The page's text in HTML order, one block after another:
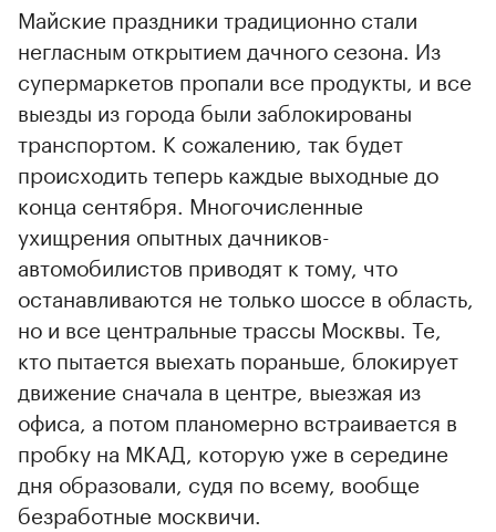
Майские праздники традиционно стали
негласным открытием дачного сезона. Из
супермаркетов пропали все продукты, и все
выезды из города были заблокированы
транспортом. К сожалению, так будет
происходить теперь каждые выходные до
конца сентября. Многочисленные
ухищрения опытных дачников-
автомобилистов приводят к тому, что
останавливаются не только шоссе в область,
но и все центральные трассы Москвы. Те,
кто пытается выехать пораньше, блокирует
движение сначала в центре, выезжая из
офиса, а потом планомерно встраивается в
пробку на МКАД, которую уже в середине
дня образовали, судя по всему, вообще
безработные москвичи.